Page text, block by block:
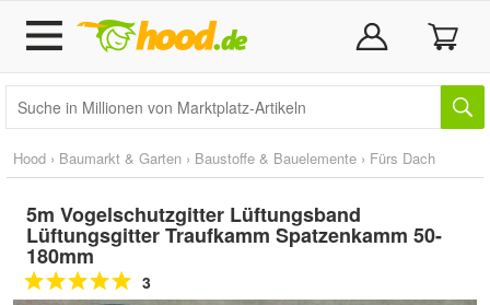
Hood › Baumarkt & Garten › Baustoffe & Bauelemente › Fürs Dach
5m Vogelschutzgitter Lüftungsband
Lüftungsgitter Traufkamm Spatzenkamm 50-
180mm
3